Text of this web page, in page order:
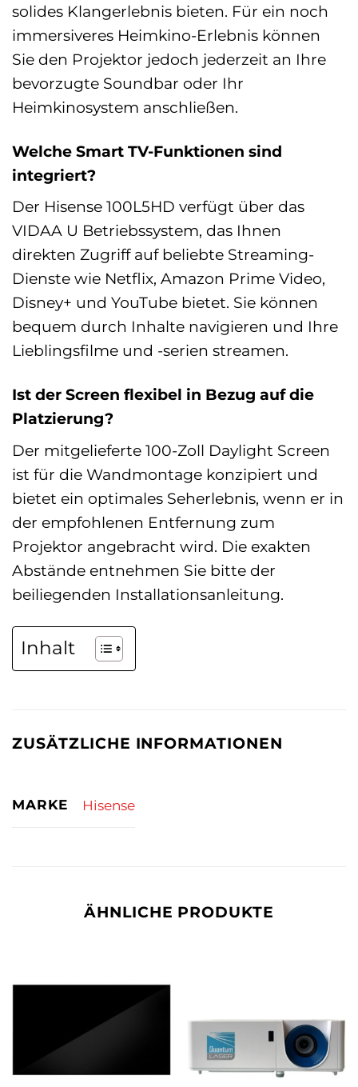
solides Klangerlebnis bieten. Für ein noch
immersiveres Heimkino-Erlebnis können
Sie den Projektor jedoch jederzeit an Ihre
bevorzugte Soundbar oder Ihr
Heimkinosystem anschließen.
Welche Smart TV-Funktionen sind
integriert?
Der Hisense 100L5HD verfügt über das
VIDAA U Betriebssystem, das Ihnen
direkten Zugriff auf beliebte Streaming-
Dienste wie Netflix, Amazon Prime Video,
Disney+ und YouTube bietet. Sie können
bequem durch Inhalte navigieren und Ihre
Lieblingsfilme und -serien streamen.
Ist der Screen flexibel in Bezug auf die
Platzierung?
Der mitgelieferte 100-Zoll Daylight Screen
ist für die Wandmontage konzipiert und
bietet ein optimales Seherlebnis, wenn er in
der empfohlenen Entfernung zum
Projektor angebracht wird. Die exakten
Abstände entnehmen Sie bitte der
beiliegenden Installationsanleitung.
Inhalt
ZUSÄTZLICHE INFORMATIONEN
MARKE Hisense
ÄHNLICHE PRODUKTE